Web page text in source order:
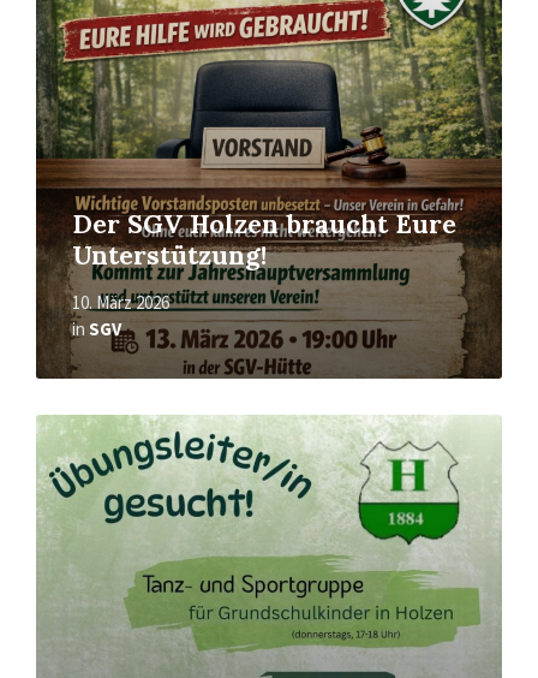
Der SGV Holzen braucht Eure
Unterstützung!
10. März 2026
in SGV
Mehr
erfahren